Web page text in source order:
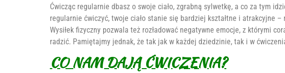
Ćwicząc regularnie dbasz o swoje ciało, zgrabną sylwetkę, a co za tym
regularnie ćwiczyć, twoje ciało stanie się bardziej kształtne i atrakcyjne
Wysiłek fizyczny pozwala też rozładować negatywne emocje, z którymi
radzić. Pamiętajmy jednak, że tak jak w każdej dziedzinie, tak i w
CO NAM DAJĄ ĆWICZENIA?